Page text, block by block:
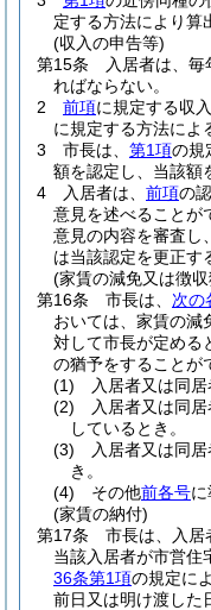
定する方法により算
(収入の申告等)
第15条
入居者は、
ればならない。
2
前項に規定する収
に規定する方法によ
3
市長は、 第1項の規
額を認定し、当該額
4
入居者は、 前項の
意見を述べることが
意見の内容を審査し
は当該認定を更正す
(家賃の減免又は徴
第16条
市長は、 次の
おいては、家賃の減
対して市長が定める
の猶予をすることが
(1)
入居者又は同
(2)
入居者又は同
しているとき。
(3)
入居者又は同
き。
(4)
その他前各号に
(家賃の納付)
第17条
市長は、入居
当該入居者が市営住
36条第1項の規定に
前日又は明け渡した